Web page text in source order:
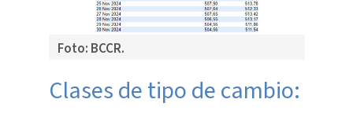
Foto: BCCR.
​​Clases de tipo de cambio: